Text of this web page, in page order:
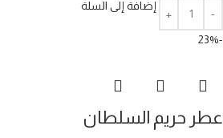
إضافة إلى السلة
-23%
عطر حريم السلطان